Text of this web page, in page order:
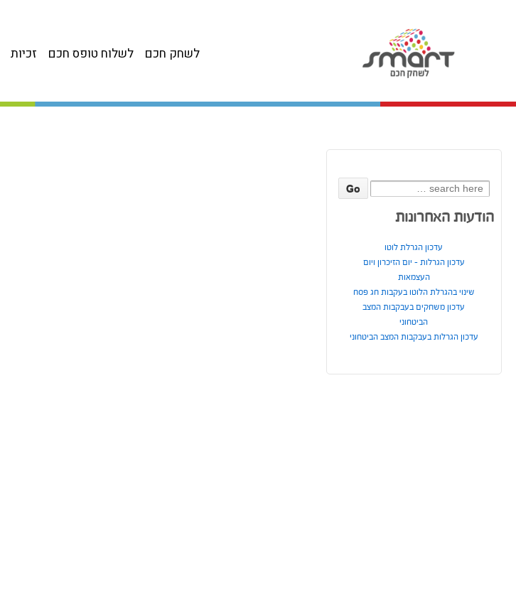
זכיות לשלוח טופס חכם לשחק חכם
Search
for:
הודעות האחרונות
עדכון הגרלת לוטו
עדכון הגרלות – יום הזיכרון ויום
העצמאות
שינוי בהגרלת הלוטו בעקבות חג פסח
עדכון משחקים בעבקבות המצב
הביטחוני
עדכון הגרלות בעבקבות המצב הביטחוני